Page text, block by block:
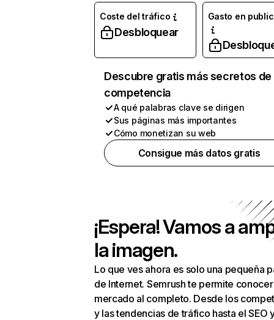
Coste del tráfico
Desbloquear
Gasto en
Descubre gratis más secretos de
competencia
A qué palabras clave se dirigen
Sus páginas más importantes
Cómo monetizan su web
Consigue más datos gratis
¡Espera! Vamos a
la imagen.
Lo que ves ahora es solo una pequeña
de Internet. Semrush te permite
mercado al completo. Desde los
y las tendencias de tráfico hasta el SEO